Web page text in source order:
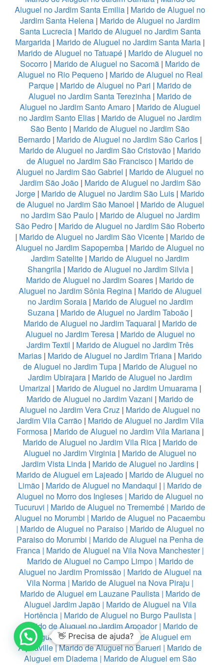
Aluguel no Jardim Santa Emilia | Marido de Aluguel no
Jardim Santa Helena | Marido de Aluguel no Jardim
Santa Lucrecia| Marido de Aluguel no Jardim Santa
Margarida | Marido de Aluguel no Jardim Santa Maria |
Marido de Aluguel no Tatuapé| Marido de Aluguel no
Socorro | Marido de Aluguel no Sacomã | Marido de
Aluguel no Rio Pequeno| Marido de Aluguel no Real
Parque | Marido de Aluguel no Pari | Marido de
Aluguel no Jardim Santa Terezinha | Marido de
Aluguel no Jardim Santo Amaro | Marido de Aluguel
no Jardim Santo Elias | Marido de Aluguel no Jardim
São Bento | Marido de Aluguel no Jardim São
Bernardo | Marido de Aluguel no Jardim São Carlos |
Marido de Aluguel no Jardim São Cristovão | Marido
de Aluguel no Jardim São Francisco | Marido de
Aluguel no Jardim São Gabriel | Marido de Aluguel no
Jardim São João| Marido de Aluguel no Jardim São
Jorge | Marido de Aluguel no Jardim São Luis | Marido
de Aluguel no Jardim São Manoel | Marido de Aluguel
no Jardim São Paulo| Marido de Aluguel no Jardim
São Pedro | Marido de Aluguel no Jardim São Roberto
| Marido de Aluguel no Jardim São Vicente | Marido de
Aluguel no Jardim Sapopemba | Marido de Aluguel no
Jardim Satelite | Marido de Aluguel no Jardim
Shangrila| Marido de Aluguel no Jardim Silvia|
Marido de Aluguel no Jardim Soares | Marido de
Aluguel no Jardim Sônia Regina| Marido de Aluguel
no Jardim Soraia| Marido de Aluguel no Jardim
Suzana | Marido de Aluguel no Jardim Taboão |
Marido de Aluguel no Jardim Taquaral | Marido de
Aluguel no Jardim Teresa| Marido de Aluguel no
Jardim Textil | Marido de Aluguel no Jardim Três
Marias | Marido de Aluguel no Jardim Triana | Marido
de Aluguel no Jardim Tupa| Marido de Aluguel no
Jardim Ubirajara | Marido de Aluguel no Jardim
Umarizal | Marido de Aluguel no Jardim Umuarama|
Marido de Aluguel no Jardim Vazani | Marido de
Aluguel no Jardim Vera Cruz | Marido de Aluguel no
Jardim Vila Carrão| Marido de Aluguel no Jardim Vila
Formosa| Marido de Aluguel no Jardim Vila Mariana|
Marido de Aluguel no Jardim Vila Rica | Marido de
Aluguel no Jardim Virginia | Marido de Aluguel no
Jardim Vista Linda | Marido de Aluguel no Jardins |
Marido de Aluguel em Lajeado | Marido de Aluguel no
Limão | Marido de Aluguel no Mandaqui | | Marido de
Aluguel no Morro dos Ingleses | Marido de Aluguel no
Tucuruvi | Marido de Aluguel no Tremembé | Marido de
Aluguel no Morumbi | Marido de Aluguel no Pacaembu
| Marido de Aluguel no Paraiso| Marido de Aluguel no
Paraiso do Morumbi | Marido de Aluguel na Penha de
Franca | Marido de Aluguel na Vila Nova Manchester|
Marido de Aluguel no Campo Limpo| Marido de
Aluguel no Jardim Promissão| Marido de Aluguel na
Vila Norma | Marido de Aluguel na Nova Piraju |
Marido de Aluguel em Lauzane Paulista| Marido de
Aluguel Jardim Japão| Marido de Aluguel na Vila
Hortência | Marido de Aluguel no Burgo Paulista |
Marido de Aluguel no Jardim Arpoador| Marido de
Aluguel na Vila Fanton |Marido de Aluguel em
Alphaville|Marido de Aluguel no Barueri | Marido de
Aluguel em Diadema| Marido de Aluguel em São
👋 Precisa de ajuda?